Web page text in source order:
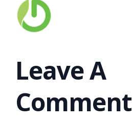
Leave A
Comment